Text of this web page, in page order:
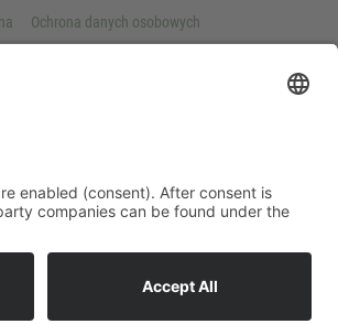
Ochrona danych osobowych
features are enabled (consent). After
legal basis and third party companies